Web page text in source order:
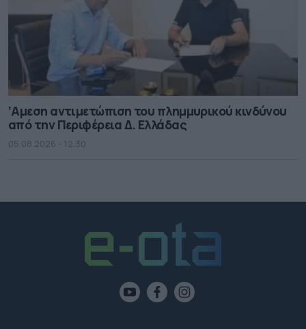
‘Αμεση αντιμετώπιση του πλημμυρικού κινδύνου
από την Περιφέρεια Δ. Ελλάδας
05.08.2026 - 12.30